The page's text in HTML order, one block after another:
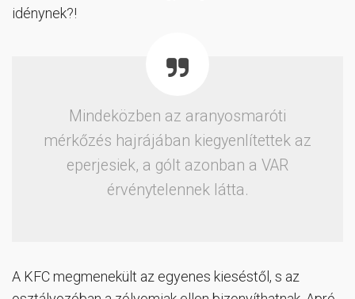
idénynek?!
Mindeközben az aranyosmaróti
mérkőzés hajrájában kiegyenlítettek az
eperjesiek, a gólt azonban a VAR
érvénytelennek látta.
A KFC megmenekült az egyenes kieséstől, s az